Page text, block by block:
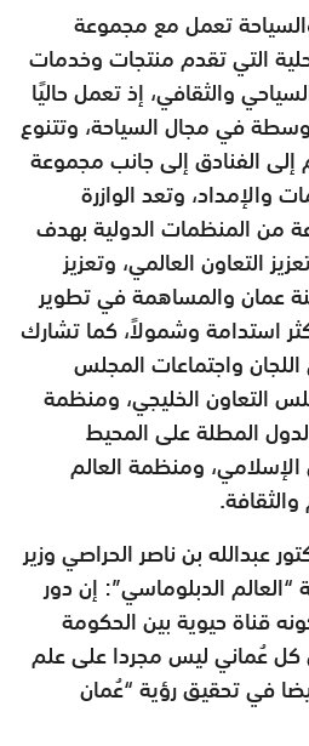
تعمل مع مجموعة
التي تقدم منتجات وخدمات
والثقافي، إذ تعمل حاليًا
في مجال السياحة، وتتنوع
الفنادق إلى جانب مجموعة
وتعد الوازرة
من المنظمات الدولية بهدف
التعاون العالمي، وتعزيز
عمان والمساهمة في تطوير
استدامة وشمولاً، كما تشارك
واجتماعات المجلس
التعاون الخليجي، ومنظمة
المطلة على المحيط
ومنظمة العالم
عبدالله بن ناصر الحراصي وزير
الدبلوماسي”: إن دور
قناة حيوية بين الحكومة
كل عُماني ليس مجردا على علم
في تحقيق رؤية “عُمان